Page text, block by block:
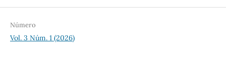
Número
Vol. 3 Núm. 1 (2026)